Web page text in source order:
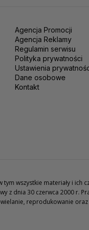
Agencja Promocji
Agencja Reklamy
Regulamin serwisu
Polityka prywatności
Ustawienia
Dane osobowe
Kontakt
wszystkie materiały i
z dnia 30 czerwca 2000 r.
reprodukowanie